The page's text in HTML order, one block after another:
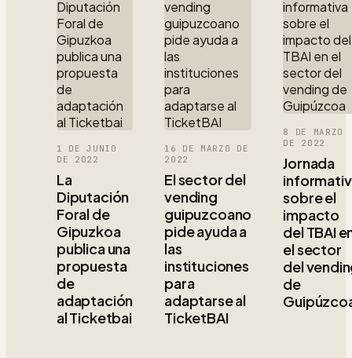
1 DE JUNIO
DE 2022
La
Diputación
Foral de
Gipuzkoa
publica una
propuesta
de
adaptación
al Ticketbai
16 DE MARZO DE
2022
El sector del
vending
guipuzcoano
pide ayuda a
las
instituciones
para
adaptarse al
TicketBAI
8 DE MARZO
DE 2022
Jornada
sobre el
impacto
del TBAI
el sector
del
de